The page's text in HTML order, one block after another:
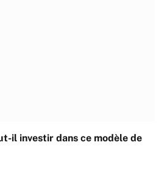
il investir dans ce modèle de